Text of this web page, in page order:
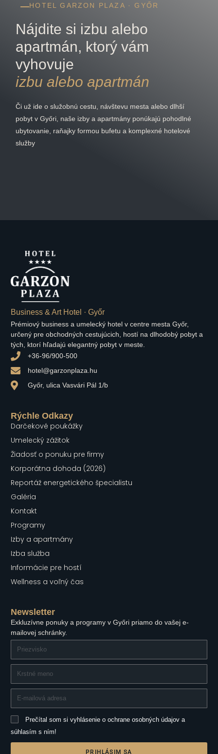
HOTEL GARZON PLAZA · GYŐR
Nájdite si izbu alebo
apartmán, ktorý vám
vyhovuje
izbu alebo apartmán
Či už ide o služobnú cestu, návštevu mesta alebo dlhší
pobyt v Győri, naše izby a apartmány ponúkajú pohodlné
ubytovanie, raňajky formou bufetu a komplexné hotelové
služby
Business & Art Hotel · Győr
Prémiový business a umelecký hotel v centre mesta Győr,
určený pre obchodných cestujúcich, hostí na dlhodobý pobyt a
tých, ktorí hľadajú elegantný pobyt v meste.
+36-96/900-500
hotel@garzonplaza.hu
Győr, ulica Vasvári Pál 1/b
Rýchle Odkazy
Darčekové poukážky
Umelecký zážitok
Žiadosť o ponuku pre firmy
Korporátna dohoda (2026)
Reportáž energetického špecialistu
Galéria
Kontakt
Programy
Izby a apartmány
Izba služba
Informácie pre hostí
Wellness a voľný čas
Newsletter
Exkluzívne ponuky a programy v Győri priamo do vašej e-
mailovej schránky.
Prečítal som si vyhlásenie o ochrane osobných údajov a
súhlasím s ním!
PRIHLÁSIM SA